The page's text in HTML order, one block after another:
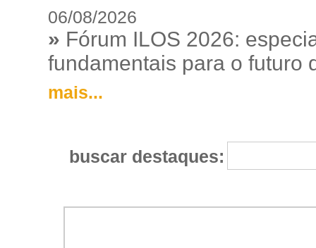
06/08/2026
» Fórum ILOS 2026:
fundamentais para o futuro
mais...
buscar destaques: